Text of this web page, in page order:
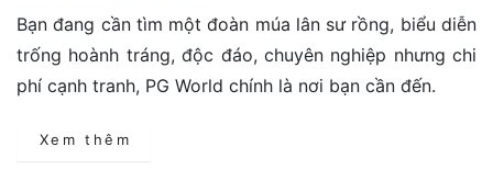
Bạn đang cần tìm một đoàn múa lân sư rồng, biểu diễn
trống hoành tráng, độc đáo, chuyên nghiệp nhưng chi
phí cạnh tranh, PG World chính là nơi bạn cần đến.
Xem thêm